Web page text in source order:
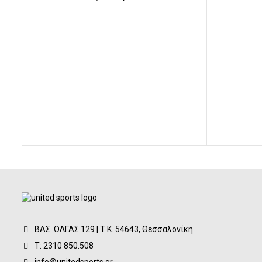
ΒΑΣ. ΟΛΓΑΣ 129 | Τ.Κ. 54643, Θεσσαλονίκη
Τ: 2310 850.508